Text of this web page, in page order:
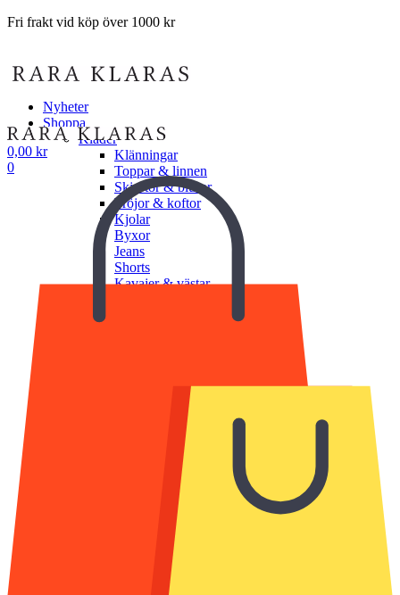
Fri frakt vid köp över 1000 kr
Nyheter
Shoppa
Kläder
Klänningar
Toppar & linnen
Skjortor & blusar
Tröjor & koftor
Kjolar
Byxor
Jeans
Shorts
Kavajer & västar
Underkläder
Strumpor & Strumpbyxor
Halsdukar & scarves
Handskar & vantar
Bälten & skärp
Solglasögon
Munskydd
0,00 kr
0